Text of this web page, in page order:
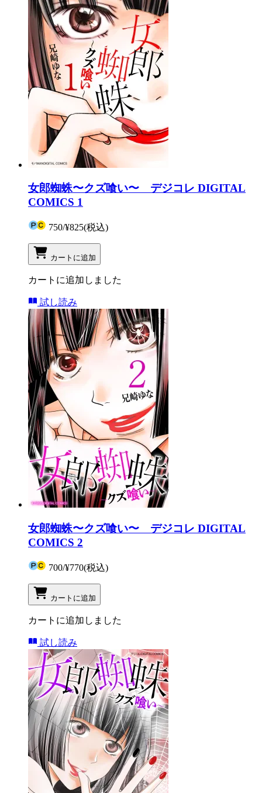
女郎蜘蛛〜クズ喰い〜 デジコレ DIGITAL
COMICS 1
750/¥825(税込)
カートに追加
カートに追加しました
試し読み
女郎蜘蛛〜クズ喰い〜 デジコレ DIGITAL
COMICS 2
700/¥770(税込)
カートに追加
カートに追加しました
試し読み